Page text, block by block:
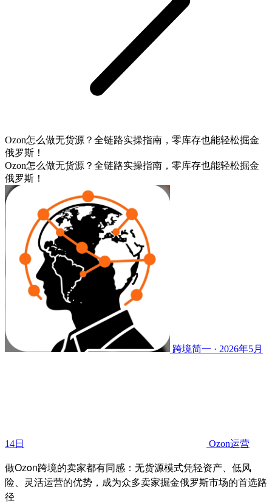
Ozon怎么做无货源？全链路实操指南，零库存也能轻松掘金
俄罗斯！
Ozon怎么做无货源？全链路实操指南，零库存也能轻松掘金
俄罗斯！
跨境简一 · 2026年5月
14日 Ozon运营
做Ozon跨境的卖家都有同感：无货源模式凭轻资产、低风
险、灵活运营的优势， 成为众多卖家掘金俄罗斯市场的首选路
径